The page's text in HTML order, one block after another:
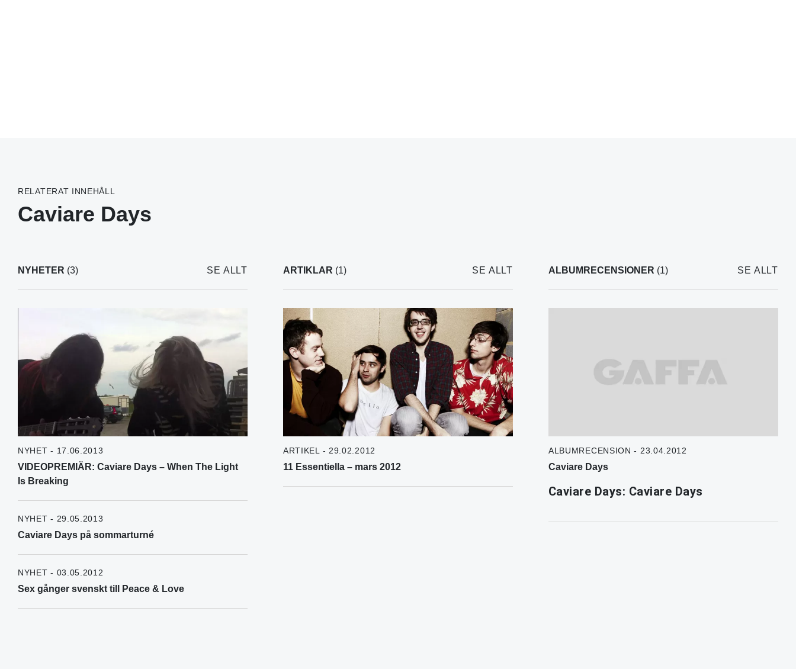
RELATERAT INNEHÅLL
Caviare Days
NYHETER (3) SE ALLT
NYHET - 17.06.2013
VIDEOPREMIÄR: Caviare Days – When The Light
Is Breaking
NYHET - 29.05.2013
Caviare Days på sommarturné
NYHET - 03.05.2012
Sex gånger svenskt till Peace & Love
ARTIKLAR (1) SE ALLT
ARTIKEL - 29.02.2012
11 Essentiella – mars 2012
ALBUMRECENSIONER (1) SE ALLT
ALBUMRECENSION - 23.04.2012
Caviare Days
Caviare Days: Caviare Days